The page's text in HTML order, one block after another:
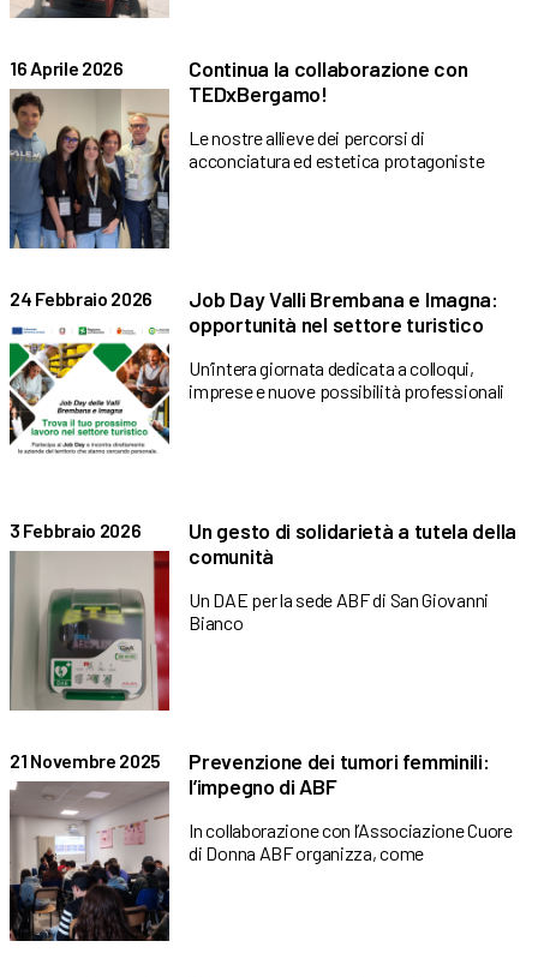
16 Aprile 2026
Continua la collaborazione con
TEDxBergamo!
Le nostre allieve dei percorsi di
acconciatura ed estetica protagoniste
24 Febbraio 2026
Job Day Valli Brembana e Imagna:
opportunità nel settore turistico
Un’intera giornata dedicata a colloqui,
imprese e nuove possibilità professionali
3 Febbraio 2026
Un gesto di solidarietà a tutela della
comunità
Un DAE per la sede ABF di San Giovanni
Bianco
21 Novembre 2025
Prevenzione dei tumori femminili:
l’impegno di ABF
In collaborazione con l’Associazione Cuore
di Donna ABF organizza, come